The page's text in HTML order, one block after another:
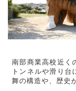
南部商業高校近く
トンネルや滑り
舞の構造や、歴史